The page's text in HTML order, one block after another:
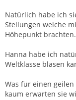
Natürlich habe ich
Stellungen welche
Höhepunkt brachten.
Hanna habe ich
Weltklasse blasen
Was für einen
kaum erwarten sie